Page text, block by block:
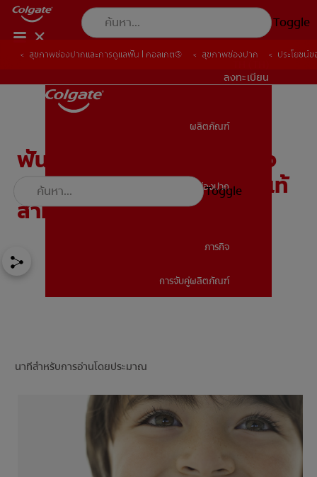
Toggle
TH (TH)
ลงทะเบียน
ลงทะเบียน
ผลิตภัณฑ์
สุขภาพช่องปาก
ภารกิจ
การจับคู่ผลิตภัณฑ์
Toggle
สุขภาพช่องปากและการดูแลฟัน | คอลเกต® สุขภาพช่องปาก ประโยชน์
ฟันน้ำนมมีกี่ซี่? ประโยชน์ของ
ตารางลำดับการขึ้นของฟันแท้
สำหรับคุณพ่อคุณแม่
นาทีสำหรับการอ่านโดยประมาณ